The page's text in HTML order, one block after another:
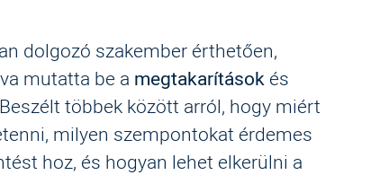
dolgozó szakember érthetően,
mutatta be a megtakarítások és
többek között arról, hogy miért
milyen szempontokat érdemes
hoz, és hogyan lehet elkerülni a